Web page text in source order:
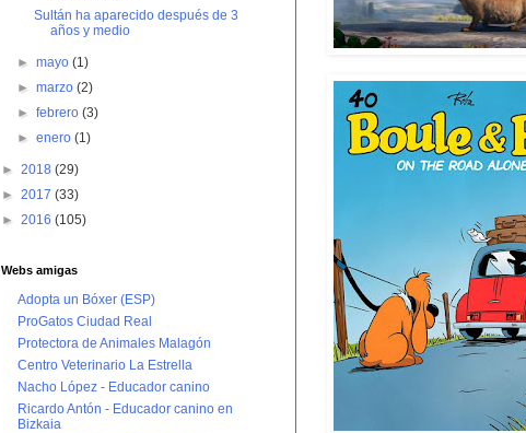
Sultán ha aparecido después de 3
años y medio
►mayo(1)
►marzo(2)
►febrero(3)
►enero(1)
► 2018 (29)
► 2017 (33)
► 2016 (105)
Webs amigas
Adopta un Bóxer (ESP)
ProGatos Ciudad Real
Protectora de Animales Malagón
Centro Veterinario La Estrella
Nacho López - Educador canino
Ricardo Antón - Educador canino en
Bizkaia